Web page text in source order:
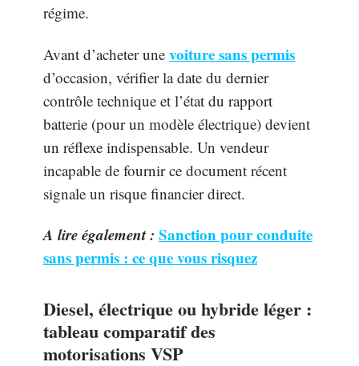
régime.
Avant d’acheter une voiture sans permis
d’occasion, vérifier la date du dernier
contrôle technique et l’état du rapport
batterie (pour un modèle électrique) devient
un réflexe indispensable. Un vendeur
incapable de fournir ce document récent
signale un risque financier direct.
A lire également : Sanction pour conduite
sans permis : ce que vous risquez
Diesel, électrique ou hybride léger :
tableau comparatif des
motorisations VSP